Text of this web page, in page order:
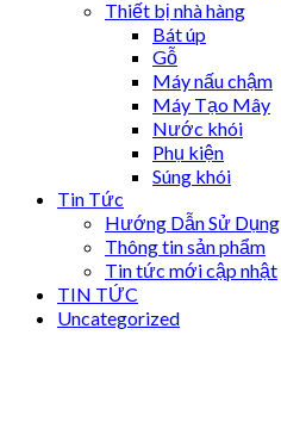
Thiết bị nhà hàng
Bát úp
Gỗ
Máy nấu chậm
Máy Tạo Mây
Nước khói
Phụ kiện
Súng khói
Tin Tức
Hướng Dẫn Sử Dụng
Thông tin sản phẩm
Tin tức mới cập nhật
TIN TỨC
Uncategorized